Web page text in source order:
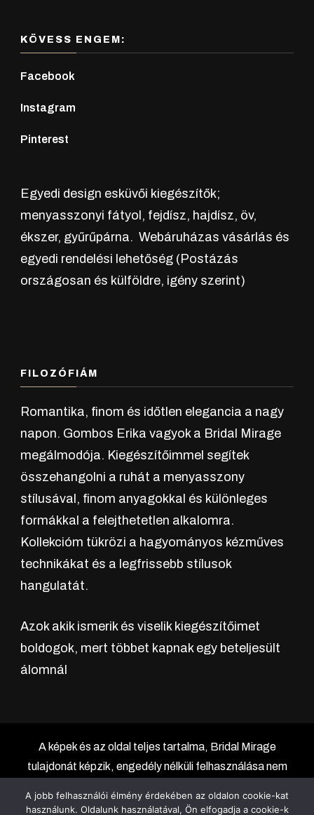
van.
KÖVESS ENGEM:
Facebook
Instagram
Pinterest
Egyedi design esküvői kiegészítők;
menyasszonyi fátyol, fejdísz, hajdísz, öv,
ékszer, gyűrűpárna. Webáruházas vásárlás és
egyedi rendelési lehetőség (Postázás
országosan és külföldre, igény szerint)
FILOZÓFIÁM
Romantika, finom és időtlen elegancia a nagy
napon. Gombos Erika vagyok a Bridal Mirage
megálmodója. Kiegészítőimmel segítek
összehangolni a ruhát a menyasszony
stílusával, finom anyagokkal és különleges
formákkal a felejthetetlen alkalomra.
Kollekcióm tükrözi a hagyományos kézműves
technikákat és a legfrissebb stílusok
hangulatát.
Azok akik ismerik és viselik kiegészítőimet
boldogok, mert többet kapnak egy beteljesült
álomnál
A képek és az oldal teljes tartalma, Bridal Mirage
tulajdonát képzik, engedély nélküli felhasználása nem
| Fejlesztő:Rara Themes.Készítette:
A jobb felhasználói élmény érdekében az oldalon cookie-kat
használunk. Oldalunk használatával, Ön elfogadja a cookie-k